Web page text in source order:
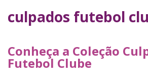
culpados futebol
Conheça a Coleção
Futebol Clube